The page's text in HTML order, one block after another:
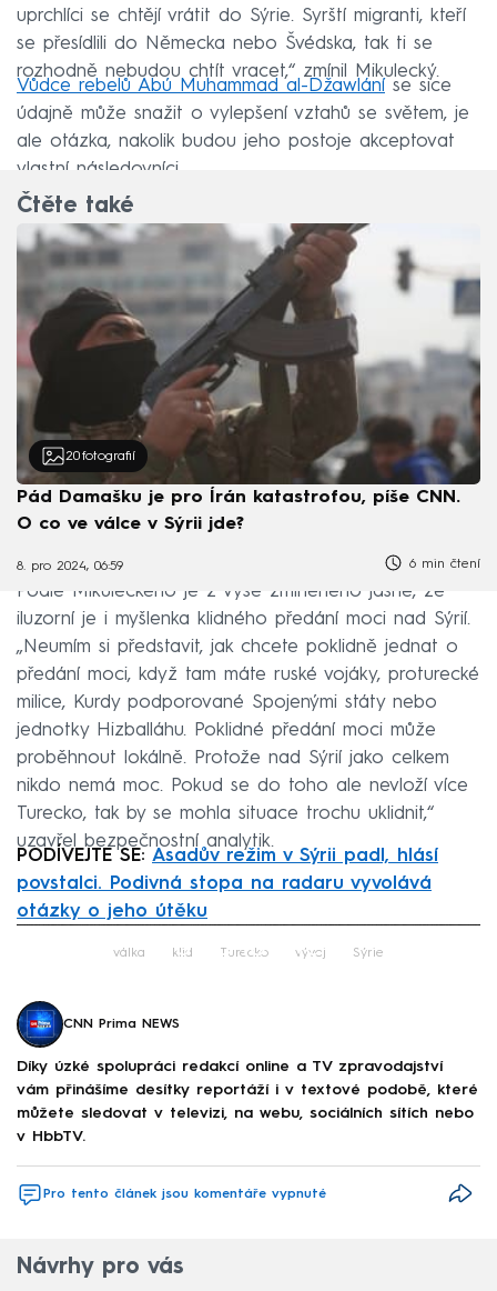
uprchlíci se chtějí vrátit do Sýrie. Syrští migranti, kteří
se přesídlili do Německa nebo Švédska, tak ti se
rozhodně nebudou chtít vracet,“ zmínil Mikulecký.
Vůdce rebelů Abú Muhammad al-Džawlání se sice
údajně může snažit o vylepšení vztahů se světem, je
ale otázka, nakolik budou jeho postoje akceptovat
vlastní následovníci.
Čtěte také
20 fotografií
Pád Damašku je pro Írán katastrofou, píše CNN.
O co ve válce v Sýrii jde?
8. pro 2024, 06:59 6 min čtení
Podle Mikuleckého je z výše zmíněného jasné, že
iluzorní je i myšlenka klidného předání moci nad Sýrií.
„Neumím si představit, jak chcete poklidně jednat o
předání moci, když tam máte ruské vojáky, proturecké
milice, Kurdy podporované Spojenými státy nebo
jednotky Hizballáhu. Poklidné předání moci může
proběhnout lokálně. Protože nad Sýrií jako celkem
nikdo nemá moc. Pokud se do toho ale nevloží více
Turecko, tak by se mohla situace trochu uklidnit,“
uzavřel bezpečnostní analytik.
PODÍVEJTE SE: Asadův režim v Sýrii padl, hlásí
povstalci. Podivná stopa na radaru vyvolává
otázky o jeho útěku
Failed to fetch
válka klid Turecko vývoj Sýrie
CNN Prima NEWS
Díky úzké spolupráci redakcí online a TV zpravodajství
vám přinášíme desítky reportáží i v textové podobě, které
můžete sledovat v televizi, na webu, sociálních sítích nebo
v HbbTV.
Pro tento článek jsou komentáře vypnuté
Návrhy pro vás